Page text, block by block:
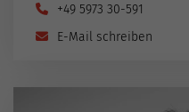
+49 5973 30-591
E-Mail schreiben